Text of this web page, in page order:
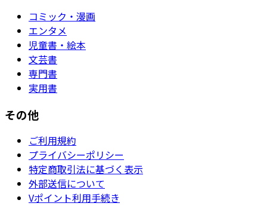
コミック・漫画
エンタメ
児童書・絵本
文芸書
専門書
実用書
その他
ご利用規約
プライバシーポリシー
特定商取引法に基づく表示
外部送信について
Vポイント利用手続き